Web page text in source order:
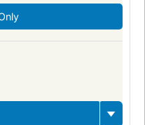
into Yiddish
into Turkish